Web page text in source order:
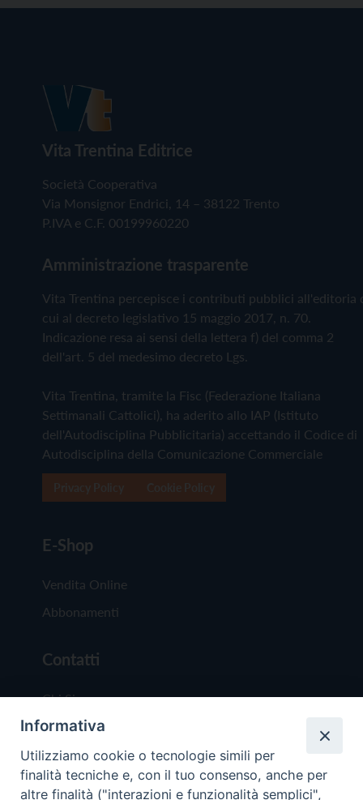
Vita Trentina Editrice
Società Cooperativa
Via Monsignor Endrici, 14 – 38122 Trento
P.IVA e C.F. 00199960220
Amministrazione trasparente
Vita Trentina percepisce i contributi pubblici all'editoria
cui al decreto legislativo 15 maggio 2017, n. 70.
Indicazione resa ai sensi della lettera f) del comma 2
dell'art. 5 del medesimo decreto Lgs.
Vita Trentina, tramite la Fisc (Federazione Italiana
Settimanali Cattolici), ha aderito allo IAP (Istituto
dell'Autodisciplina Pubblicitaria) accettando il Codice di
Autodisciplina della Comunicazione Commerciale
E-Shop
Vendita Online
Abbonamenti
Contatti
Chi Siamo
Redazione
Scrivici
Informativa
Utilizziamo cookie o tecnologie simili per
finalità tecniche e, con il tuo consenso, anche per
altre finalità ("interazioni e funzionalità semplici",